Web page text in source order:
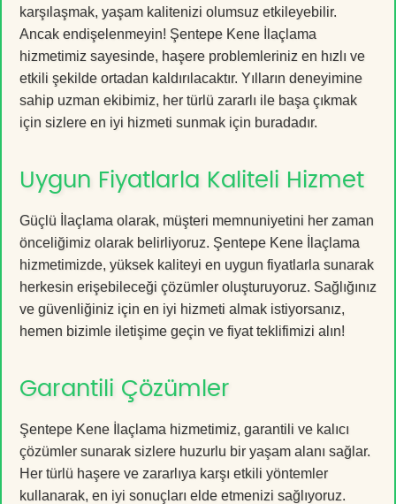
karşılaşmak, yaşam kalitenizi olumsuz etkileyebilir.
Ancak endişelenmeyin! Şentepe Kene İlaçlama
hizmetimiz sayesinde, haşere problemleriniz en hızlı ve
etkili şekilde ortadan kaldırılacaktır. Yılların deneyimine
sahip uzman ekibimiz, her türlü zararlı ile başa çıkmak
için sizlere en iyi hizmeti sunmak için buradadır.
Uygun Fiyatlarla Kaliteli Hizmet
Güçlü İlaçlama olarak, müşteri memnuniyetini her zaman
önceliğimiz olarak belirliyoruz. Şentepe Kene İlaçlama
hizmetimizde, yüksek kaliteyi en uygun fiyatlarla sunarak
herkesin erişebileceği çözümler oluşturuyoruz. Sağlığınız
ve güvenliğiniz için en iyi hizmeti almak istiyorsanız,
hemen bizimle iletişime geçin ve fiyat teklifimizi alın!
Garantili Çözümler
Şentepe Kene İlaçlama hizmetimiz, garantili ve kalıcı
çözümler sunarak sizlere huzurlu bir yaşam alanı sağlar.
Her türlü haşere ve zararlıya karşı etkili yöntemler
kullanarak, en iyi sonuçları elde etmenizi sağlıyoruz.